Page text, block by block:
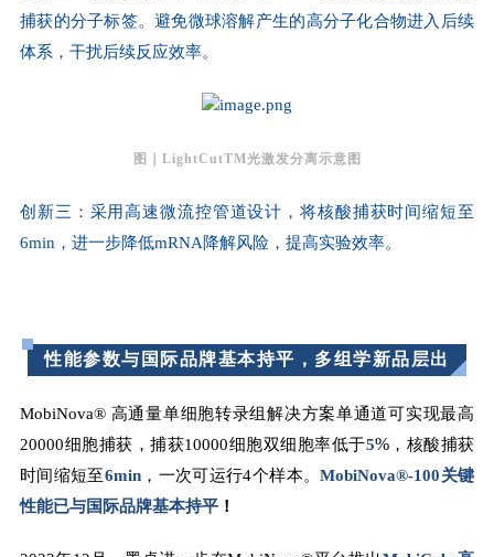
捕获的分子标签。避免微球溶解产生的高分子化合物进入后续
体系，干扰后续反应效率。
图｜LightCutTM光激发分离示意图
创新三：采用高速微流控管道设计，将核酸捕获时间缩短至
6min，进一步降低mRNA降解风险，提高实验效率。
性能参数与国际品牌基本持平，多组学新品层出
MobiNova® 高通量单细胞转录组解决方案单通道可实现最高
20000细胞捕获，捕获10000细胞双细胞率低于5%，核酸捕获
时间缩短至6min，一次可运行4个样本。MobiNova®-100关键
性能已与国际品牌基本持平 ！